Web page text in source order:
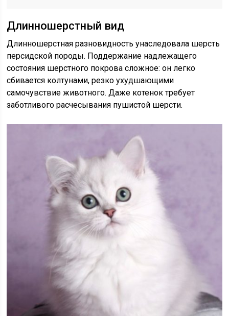
Длинношерстный вид
Длинношерстная разновидность унаследовала шерсть
персидской породы. Поддержание надлежащего
состояния шерстного покрова сложное: он легко
сбивается колтунами, резко ухудшающими
самочувствие животного. Даже котенок требует
заботливого расчесывания пушистой шерсти.